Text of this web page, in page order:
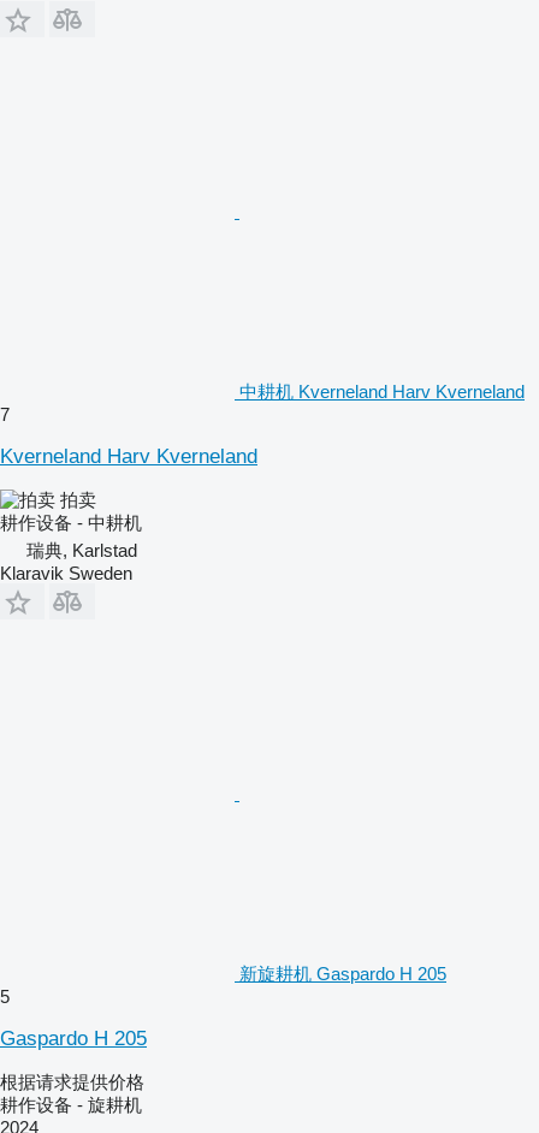
中耕机 Kverneland Harv Kverneland
7
Kverneland Harv Kverneland
拍卖
耕作设备 - 中耕机
瑞典, Karlstad
Klaravik Sweden
新旋耕机 Gaspardo H 205
5
Gaspardo H 205
根据请求提供价格
耕作设备 - 旋耕机
2024